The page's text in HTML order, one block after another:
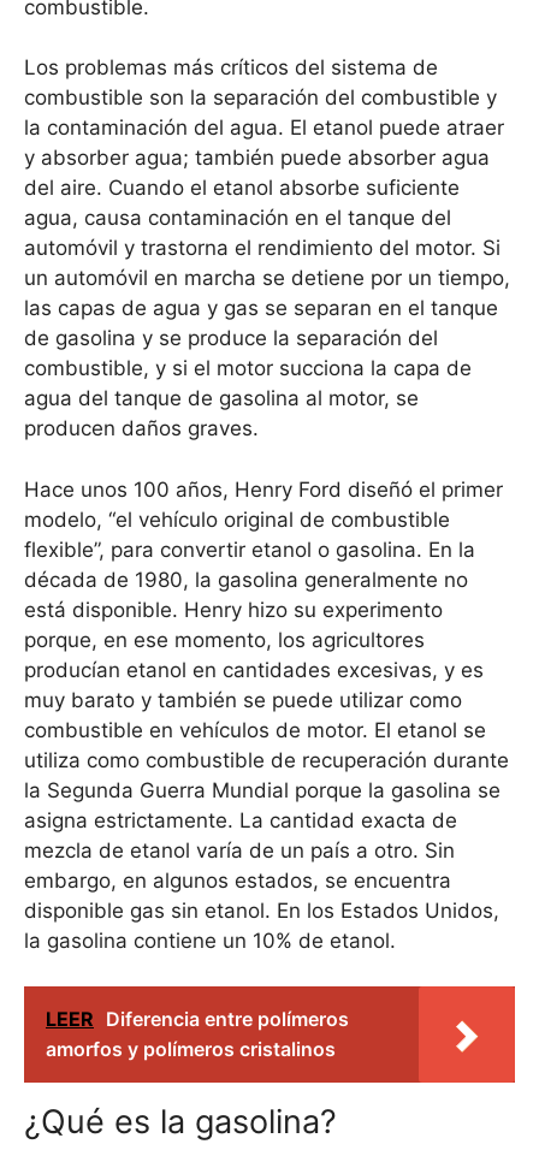
combustible.
Los problemas más críticos del sistema de
combustible son la separación del combustible y
la contaminación del agua. El etanol puede atraer
y absorber agua; también puede absorber agua
del aire. Cuando el etanol absorbe suficiente
agua, causa contaminación en el tanque del
automóvil y trastorna el rendimiento del motor. Si
un automóvil en marcha se detiene por un tiempo,
las capas de agua y gas se separan en el tanque
de gasolina y se produce la separación del
combustible, y si el motor succiona la capa de
agua del tanque de gasolina al motor, se
producen daños graves.
Hace unos 100 años, Henry Ford diseñó el primer
modelo, “el vehículo original de combustible
flexible”, para convertir etanol o gasolina. En la
década de 1980, la gasolina generalmente no
está disponible. Henry hizo su experimento
porque, en ese momento, los agricultores
producían etanol en cantidades excesivas, y es
muy barato y también se puede utilizar como
combustible en vehículos de motor. El etanol se
utiliza como combustible de recuperación durante
la Segunda Guerra Mundial porque la gasolina se
asigna estrictamente. La cantidad exacta de
mezcla de etanol varía de un país a otro. Sin
embargo, en algunos estados, se encuentra
disponible gas sin etanol. En los Estados Unidos,
la gasolina contiene un 10% de etanol.
LEER Diferencia entre polímeros
amorfos y polímeros cristalinos
¿Qué es la gasolina?